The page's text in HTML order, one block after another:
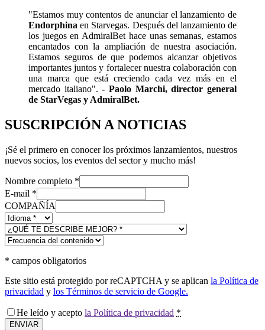
"Estamos muy contentos de anunciar el lanzamiento de
Endorphina en Starvegas. Después del lanzamiento de
los juegos en AdmiralBet hace unas semanas, estamos
encantados con la ampliación de nuestra asociación.
Estamos seguros de que podemos alcanzar objetivos
importantes juntos y fortalecer nuestra colaboración con
una marca que está creciendo cada vez más en el
mercado italiano".- Paolo Marchi, director general
de StarVegas y AdmiralBet.
SUSCRIPCIÓN A NOTICIAS
¡Sé el primero en conocer los próximos lanzamientos, nuestros
nuevos socios, los eventos del sector y mucho más!
Nombre completo *
E-mail *
COMPAÑÍA
* campos obligatorios
Este sitio está protegido por reCAPTCHA y se aplican la Política de
privacidad y los Términos de servicio de Google.
He leído y acepto la Política de privacidad *
ENVIAR